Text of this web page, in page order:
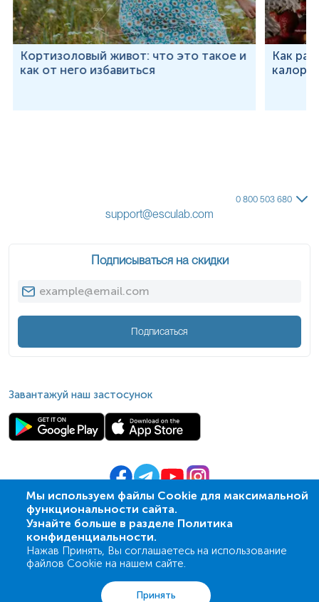
Кортизоловый живот: что это такое и
как от него избавиться
Как
Мы используем файлы Cookie для максимальной
функциональности сайта.
Узнайте больше в разделе Политика
конфиденциальности.
Нажав Принять, Вы соглашаетесь на использование
файлов Cookie на нашем сайте.
Принять
0 800 503 680
support@esculab.com
Подписываться на скидки
Подписаться
Завантажуй наш застосунок
© 2009- 2026| ПСМЛ «Ескулаб»
Акции Корзина